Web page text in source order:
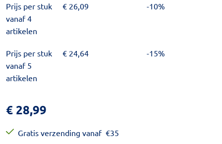
Prijs per stuk
vanaf 4
artikelen
€ 26,09 -10%
Prijs per stuk
vanaf 5
artikelen
€ 24,64 -15%
€ 28,99
Gratis verzending vanaf €35